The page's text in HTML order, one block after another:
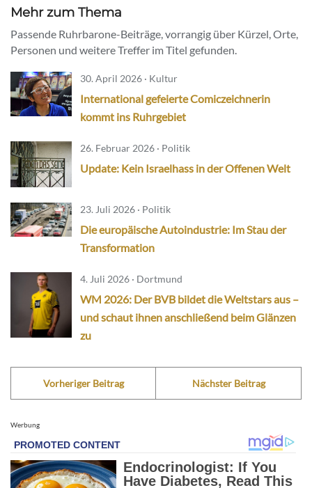
Mehr zum Thema
Passende Ruhrbarone-Beiträge, vorrangig über Kürzel, Orte,
Personen und weitere Treffer im Titel gefunden.
30. April 2026 · Kultur
International gefeierte Comiczeichnerin
kommt ins Ruhrgebiet
26. Februar 2026 · Politik
Update: Kein Israelhass in der Offenen Welt
23. Juli 2026 · Politik
Die europäische Autoindustrie: Im Stau der
Transformation
4. Juli 2026 · Dortmund
WM 2026: Der BVB bildet die Weltstars aus –
und schaut ihnen anschließend beim Glänzen
zu
Vorheriger Beitrag Nächster Beitrag
Werbung